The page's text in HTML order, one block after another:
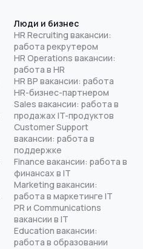
Люди и бизнес
HR Recruiting вакансии:
работа рекрутером
HR Operations вакансии:
работа в HR
HR BP вакансии: работа
HR-бизнес-партнером
Sales вакансии: работа в
продажах IT-продуктов
Customer Support
вакансии: работа в
поддержке
Finance вакансии: работа в
финансах в IT
Marketing вакансии:
работа в маркетинге IT
PR и Communications
вакансии в IT
Education вакансии:
работа в образовании